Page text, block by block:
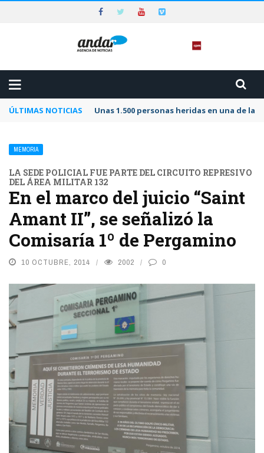
ÚLTIMAS NOTICIAS Unas 1.500 personas heridas en una de
MEMORIA
LA SEDE POLICIAL FUE PARTE DEL CIRCUITO REPRESIVO
DEL ÁREA MILITAR 132
En el marco del juicio “Saint
Amant II”, se señalizó la
Comisaría 1º de Pergamino
10 OCTUBRE, 2014 2002 0